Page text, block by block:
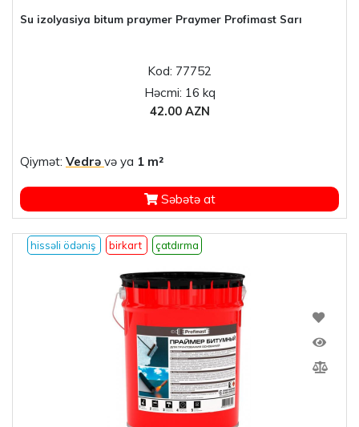
Su izolyasiya bitum praymer Praymer Profimast Sarı
Kod: 77752
Həcmi: 16 kq
42.00 AZN
Qiymət: Vedrə və ya 1 m²
Səbətə at
hissəli ödəniş birkart çatdırma